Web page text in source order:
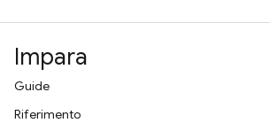
Impara
Guide
Riferimento